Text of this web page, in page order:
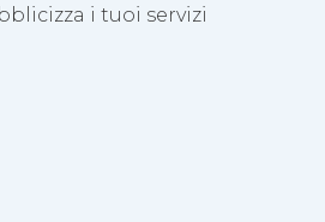
i tuoi servizi